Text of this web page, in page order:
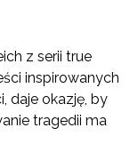
z serii true
inspirowanych
daje okazję, by
tragedii ma